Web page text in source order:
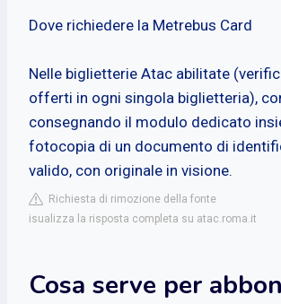
Dove richiedere la Metrebus Card
Nelle biglietterie Atac abilitate
offerti in ogni singola biglietteria),
consegnando il modulo dedicato
fotocopia di un documento di
valido, con originale in visione.
Richiesta di rimozione della fonte
isualizza la risposta completa su atac.roma.it
Cosa serve per